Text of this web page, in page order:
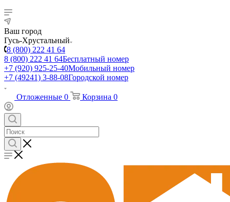
Ваш город
Гусь-Хрустальный
8 (800) 222 41 64
8 (800) 222 41 64Бесплатный номер
+7 (920) 925-25-40Мобильный номер
+7 (49241) 3-88-08Городской номер
Отложенные 0 Корзина 0